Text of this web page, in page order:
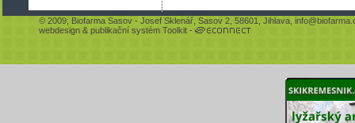
© 2009; Biofarma Sasov - Josef Sklenář, Sasov 2, 58601, Jihlava,
webdesign & publikační systém Toolkit -